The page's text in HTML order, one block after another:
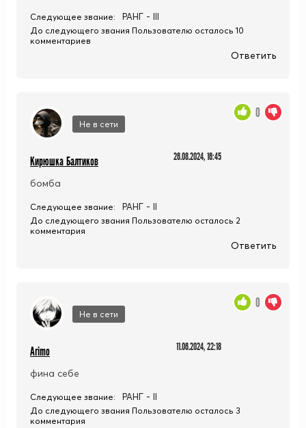
Следующее звание: РАНГ - III
До следующего звания Пользователю осталось 10
комментариев
Ответить
Не в сети
Кирюшка Балтиков 26.08.2024, 16:45
бомба
0
Следующее звание: РАНГ - II
До следующего звания Пользователю осталось 2
комментария
Ответить
Не в сети
Arimo 11.06.2024, 22:18
фина себе
0
Следующее звание: РАНГ - II
До следующего звания Пользователю осталось 3
комментария